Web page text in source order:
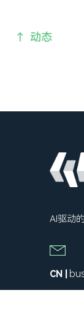
→ 动态
AI驱动
CN |